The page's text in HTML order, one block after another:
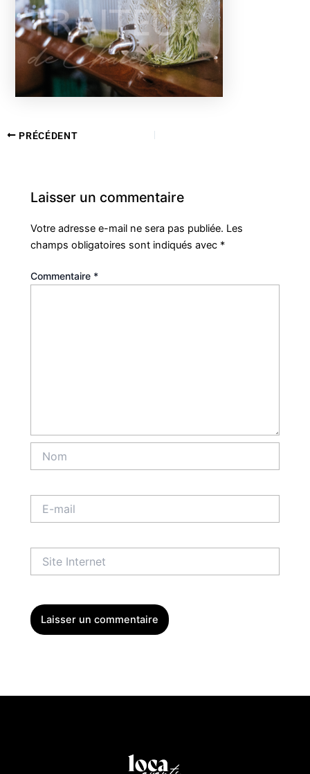
PRÉCÉDENT
Laisser un commentaire
Votre adresse e-mail ne sera pas publiée. Les
champs obligatoires sont indiqués avec *
Commentaire *
mail
Internet